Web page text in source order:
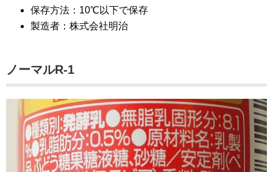
保存方法：10℃以下で保存
製造者：株式会社明治
ノーマルR-1